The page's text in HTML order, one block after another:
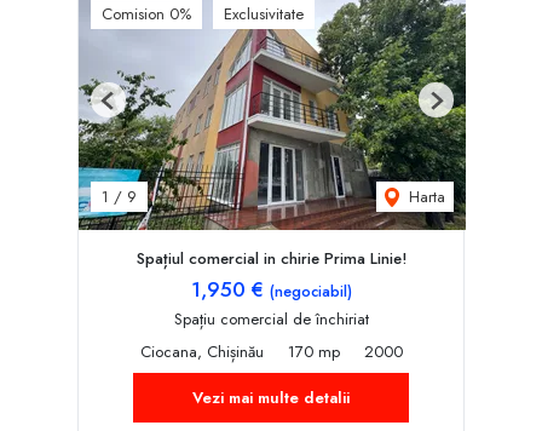
Comision 0% Exclusivitate
1 / 9 Harta
Previous Next
Spațiul comercial in chirie Prima Linie!
1,950 € (negociabil)
Spațiu comercial de închiriat
Ciocana, Chișinău
170 mp
2000
Vezi mai multe detalii